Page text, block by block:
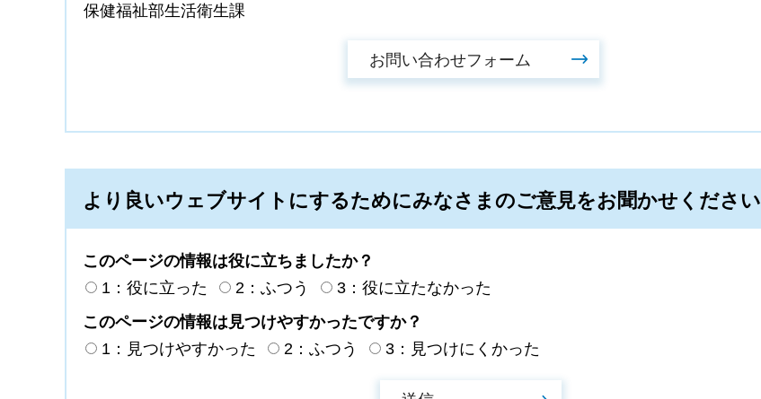
保健福祉部生活衛生課
より良いウェブサイトにするためにみなさまのご意見をお聞かせください
このページの情報は役に立ちましたか？
1：役に立った
2：ふつう
3：役に立たなかった
このページの情報は見つけやすかったですか？
1：見つけやすかった
2：ふつう 3：見つけにくかった